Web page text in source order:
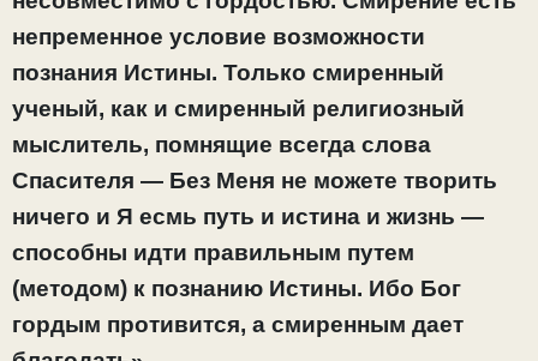
непременное условие возможности
познания Истины. Только смиренный
ученый, как и смиренный религиозный
мыслитель, помнящие всегда слова
Спасителя — Без Меня не можете творить
ничего и Я есмь путь и истина и жизнь —
способны идти правильным путем
(методом) к познанию Истины. Ибо Бог
гордым противится, а смиренным дает